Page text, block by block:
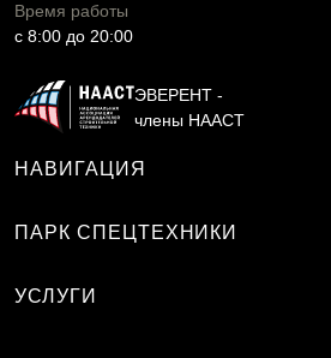
Время работы
c 8:00 до 20:00
ЭВЕРЕНТ -
члены НААСТ
НАВИГАЦИЯ
ПАРК СПЕЦТЕХНИКИ
УСЛУГИ